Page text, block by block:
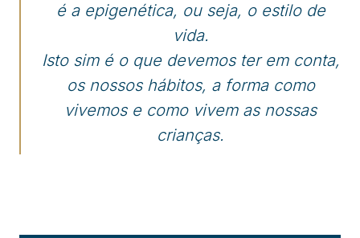
é a epigenética, ou seja, o estilo de
vida.
Isto sim é o que devemos ter em conta,
os nossos hábitos, a forma como
vivemos e como vivem as nossas
crianças.